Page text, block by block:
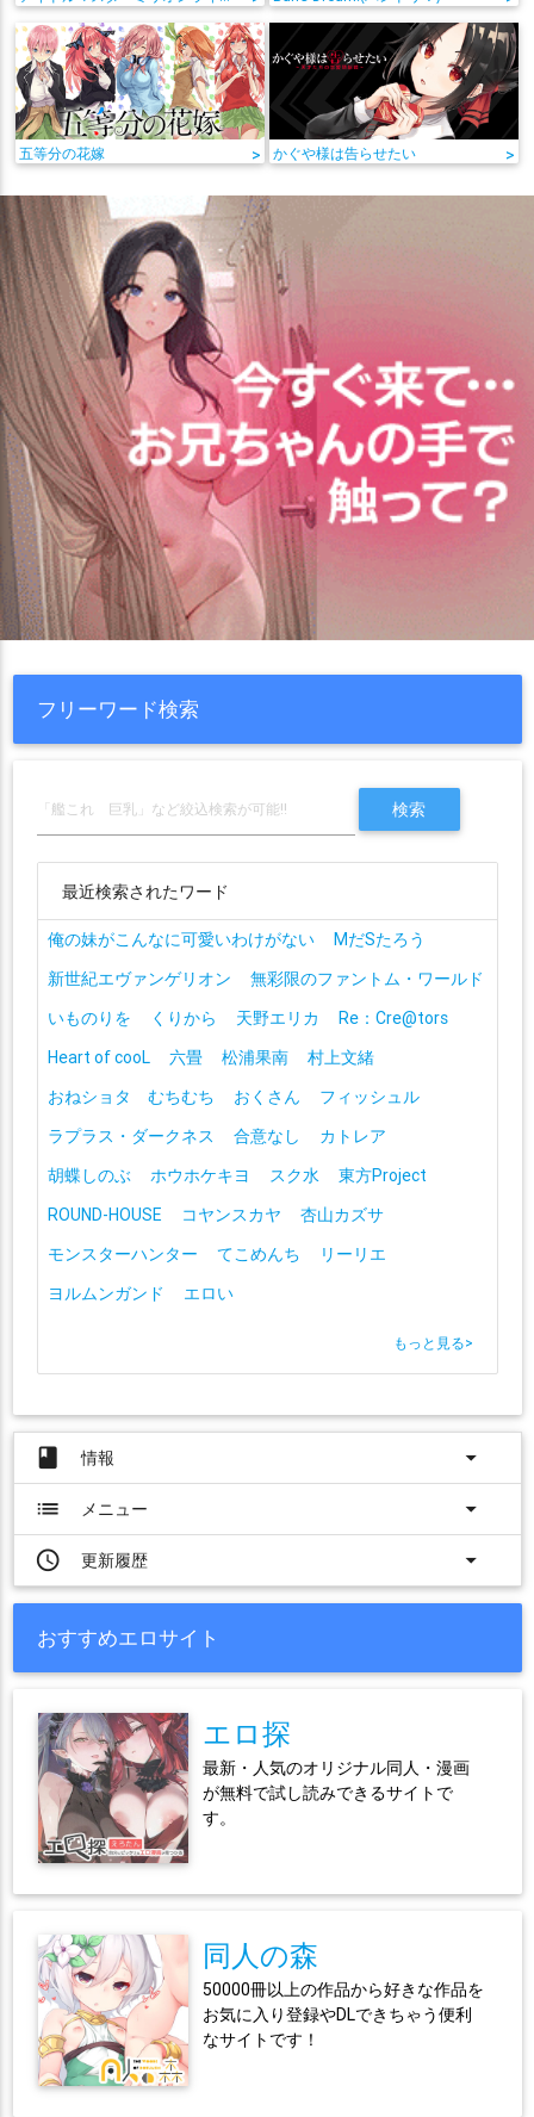
五等分の花嫁 > かぐや様は告らせたい >
フリーワード検索
最近検索されたワード
俺の妹がこんなに可愛いわけがない
MだSたろう
新世紀エヴァンゲリオン
無彩限のファントム・ワールド
いものりを
くりから 天野エリカ
Re：Cre@tors
Heart of cooL
六畳 松浦果南
村上文緒
おねショタ むちむち
おくさん
フィッシュル
ラプラス・ダークネス
合意なし
カトレア
胡蝶しのぶ
ホウホケキヨ スク水
東方Project
ROUND-HOUSE
コヤンスカヤ
杏山カズサ
モンスターハンター
てこめんち
リーリエ
ヨルムンガンド
エロい
もっと見る>
book 情報
arrow_drop_down
list
メニュー
arrow_drop_down
access_time
更新履歴 arrow_drop_down
おすすめエロサイト
エロ探
最新・人気のオリジナル同人・漫画
が無料で試し読みできるサイトで
す。
同人の森
50000冊以上の作品から好きな作品を
お気に入り登録やDLできちゃう便利
なサイトです！